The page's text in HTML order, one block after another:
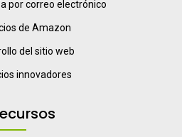
por correo electrónico
de Amazon
del sitio web
innovadores